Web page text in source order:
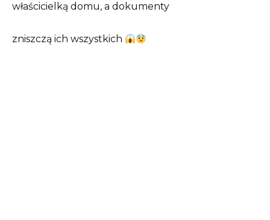
właścicielką domu, a dokumenty
zniszczą ich wszystkich